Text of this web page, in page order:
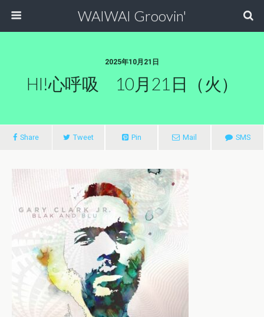
WAIWAI Groovin'
2025年10月21日
HI!心呼吸 10月21日（火）
Share Tweet Pin Mail SMS